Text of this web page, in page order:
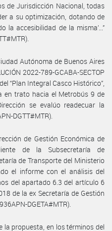
de Jurisdicción Nacional, todas
a su optimización, dotando de
la accesibilidad de la misma’...”
Autónoma de Buenos Aires
2022-789-GCABA-SECTOP
“Plan Integral Casco Histórico”,
en trato hacia el Metrobús 9 de
se evalúo readecuar la
DGTT#MTR).
de Gestión Económica de
de la Subsecretaría de
de Transporte del Ministerio
el informe con el análisis del
del apartado 6.3 del artículo 6
de la ex Secretaría de Gestión
DGETA#MTR).
la propuesta, en los términos del